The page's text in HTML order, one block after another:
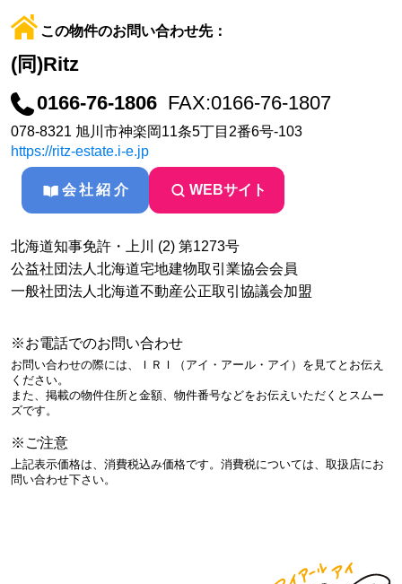
この物件のお問い合わせ先：
(同)Ritz
0166-76-1806 FAX:0166-76-1807
078-8321 旭川市神楽岡11条5丁目2番6号-103
https://ritz-estate.i-e.jp
会社紹介 WEBサイト
北海道知事免許・上川 (2) 第1273号
公益社団法人北海道宅地建物取引業協会会員
一般社団法人北海道不動産公正取引協議会加盟
※お電話でのお問い合わせ
お問い合わせの際には、ＩＲＩ（アイ・アール・アイ）を見てとお伝え
ください。
また、掲載の物件住所と金額、物件番号などをお伝えいただくとスムー
ズです。
※ご注意
上記表示価格は、消費税込み価格です。消費税については、取扱店にお
問い合わせ下さい。